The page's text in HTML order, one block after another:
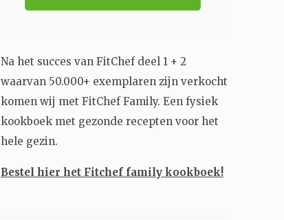
Na het succes van FitChef deel 1 + 2
waarvan 50.000+ exemplaren zijn verkocht
komen wij met FitChef Family. Een fysiek
kookboek met gezonde recepten voor het
hele gezin.
Bestel hier het Fitchef family kookboek!